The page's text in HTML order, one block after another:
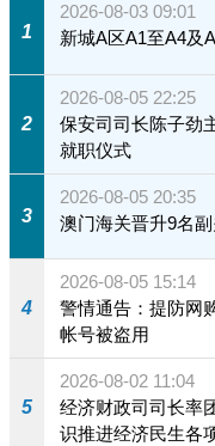
1
2026-08-03 09:01
新城A区A1至A4及
2
2026-08-05 22:25
保安司司长陈子劲
就职仪式
3
2026-08-05 20:35
澳门海关晋升9名
4
2026-08-05 15:14
警情通告：提防网
帐号被盗用
5
2026-08-02 11:04
经济财政司司长率
识推进经济民生各